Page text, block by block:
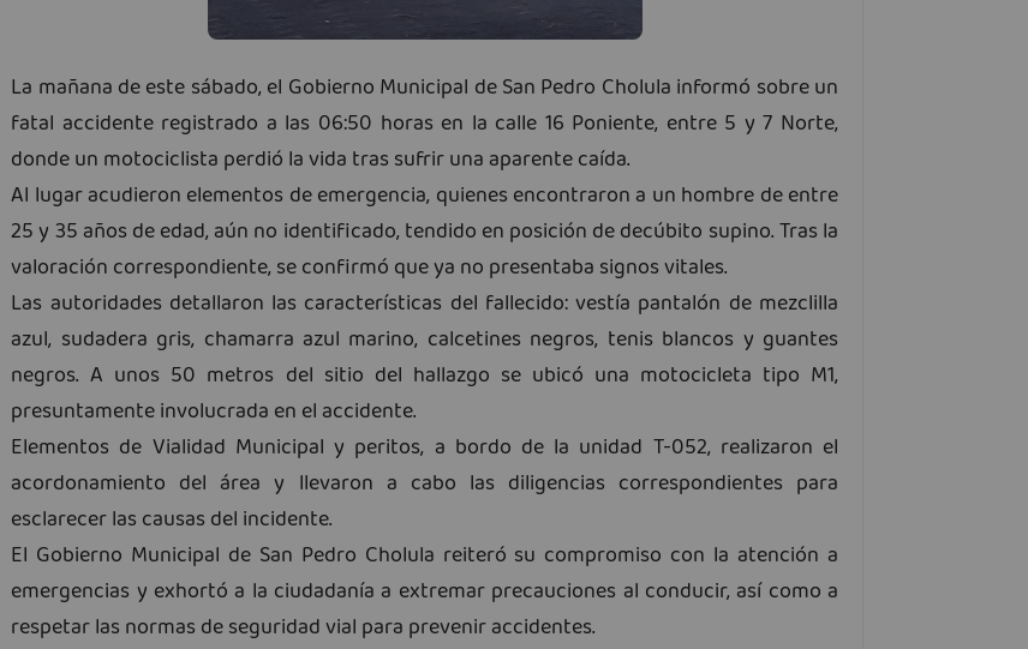
La mañana de este sábado, el Gobierno Municipal de San Pedro Cholula informó sobre un
fatal accidente registrado a las 06:50 horas en la calle 16 Poniente, entre 5 y 7 Norte,
donde un motociclista perdió la vida tras sufrir una aparente caída.
Al lugar acudieron elementos de emergencia, quienes encontraron a un hombre de entre
25 y 35 años de edad, aún no identificado, tendido en posición de decúbito supino. Tras la
valoración correspondiente, se confirmó que ya no presentaba signos vitales.
Las autoridades detallaron las características del fallecido: vestía pantalón de mezclilla
azul, sudadera gris, chamarra azul marino, calcetines negros, tenis blancos y guantes
negros. A unos 50 metros del sitio del hallazgo se ubicó una motocicleta tipo M1,
presuntamente involucrada en el accidente.
Elementos de Vialidad Municipal y peritos, a bordo de la unidad T-052, realizaron el
acordonamiento del área y llevaron a cabo las diligencias correspondientes para
esclarecer las causas del incidente.
El Gobierno Municipal de San Pedro Cholula reiteró su compromiso con la atención a
emergencias y exhortó a la ciudadanía a extremar precauciones al conducir, así como a
respetar las normas de seguridad vial para prevenir accidentes.